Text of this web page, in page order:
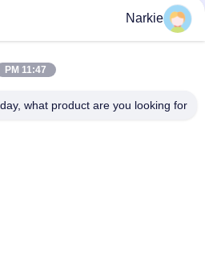
حمل کنترل می کند و ایمنی و کارایی
چطور دریچه گاز رو نصب کنم؟
برای نصب آسان، دستورالعمل های
با اکثر دستگاه های آشپزی قابل حمل
مواد با کيفيت بالا که براي مقاومت
Narkie
11:47 PM
what product are you looking for?